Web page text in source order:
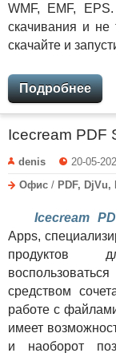
WMF, EMF,
скачивания и не
скачайте и
Подробнее
Icecream PDF
denis 20-05-
Офис / PDF, DjVu,
Icecream
Apps,
продуктов
средством
работе с
имеет
и наоборот